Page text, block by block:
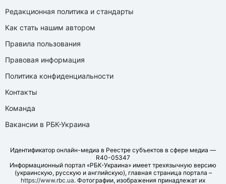
Редакционная политика и стандарты
Как стать нашим автором
Правила пользования
Правовая информация
Политика конфиденциальности
Контакты
Команда
Вакансии в РБК-Украина
Идентификатор онлайн-медиа в Реестре субъектов в сфере медиа —
R40-05347
Информационный портал «РБК-Украина» имеет трехязычную версию
(украинскую, русскую и английскую), главная страница портала –
https://www.rbc.ua. Фотографии, изображения принадлежат их